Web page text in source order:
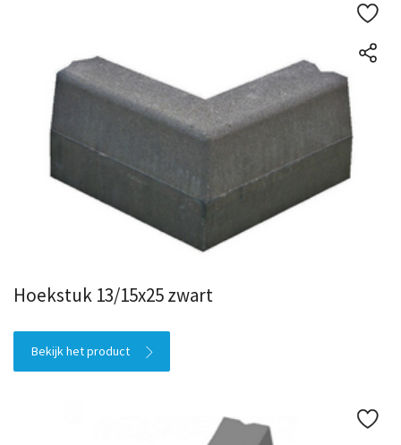
Hoekstuk 13/15x25 zwart
Bekijk het product